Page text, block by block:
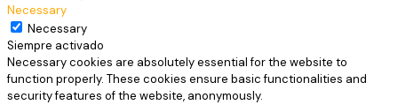
Necessary
Necessary
Siempre activado
Necessary cookies are absolutely essential for the website to
function properly. These cookies ensure basic functionalities and
security features of the website, anonymously.